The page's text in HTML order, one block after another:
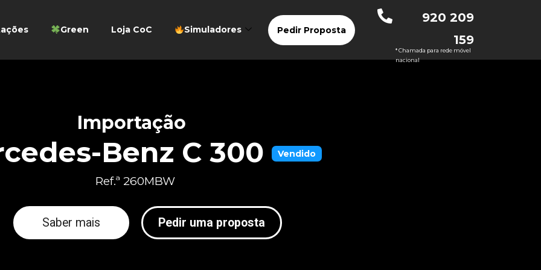
Green Loja CoC Simuladores Pedir Proposta
920 209
159
* Chamada para rede móvel
nacional
Importação
Benz C 300 Vendido
Ref.ª 260MBW
Saber mais Pedir uma proposta